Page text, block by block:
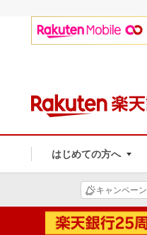
はじめての方へ
キャンペーン